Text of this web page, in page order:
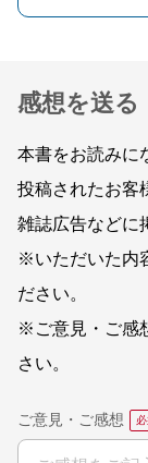
感想を送る
本書をお読みに
投稿されたお客
雑誌広告などに
※いただいた内
ださい。
※ご意見・ご感
さい。
ご意見・ご感想